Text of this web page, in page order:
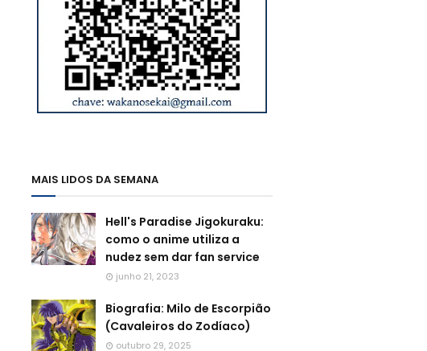
MAIS LIDOS DA SEMANA
Hell's Paradise Jigokuraku:
como o anime utiliza a
nudez sem dar fan service
junho 21, 2023
Biografia: Milo de Escorpião
(Cavaleiros do Zodíaco)
outubro 29, 2025